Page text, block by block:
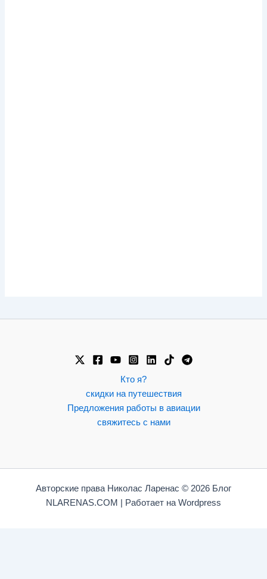
Кто я?
скидки на путешествия
Предложения работы в авиации
свяжитесь с нами
Авторские права Николас Ларенас © 2026 Блог
NLARENAS.COM | Работает на Wordpress